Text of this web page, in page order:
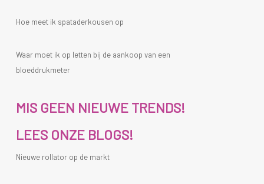
Hoe meet ik spataderkousen op
Waar moet ik op letten bij de aankoop van een
bloeddrukmeter
MIS GEEN NIEUWE TRENDS!
LEES ONZE BLOGS!
Nieuwe rollator op de markt